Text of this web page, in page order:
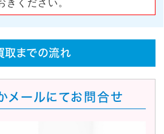
きください。
取までの流れ
メールにてお問合せ